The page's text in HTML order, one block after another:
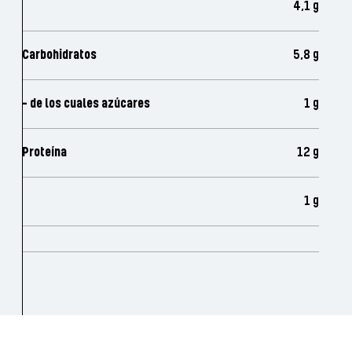
4,1 g
Carbohidratos 5,8 g
- de los cuales azúcares 1 g
Proteína 12 g
1 g